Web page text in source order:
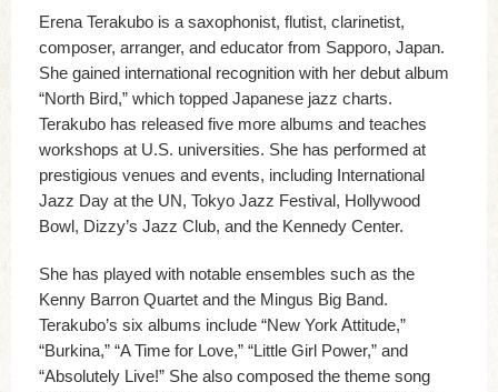
Erena Terakubo is a saxophonist, flutist, clarinetist,
composer, arranger, and educator from Sapporo, Japan.
She gained international recognition with her debut album
“North Bird,” which topped Japanese jazz charts.
Terakubo has released five more albums and teaches
workshops at U.S. universities. She has performed at
prestigious venues and events, including International
Jazz Day at the UN, Tokyo Jazz Festival, Hollywood
Bowl, Dizzy’s Jazz Club, and the Kennedy Center.
She has played with notable ensembles such as the
Kenny Barron Quartet and the Mingus Big Band.
Terakubo’s six albums include “New York Attitude,”
“Burkina,” “A Time for Love,” “Little Girl Power,” and
“Absolutely Live!” She also composed the theme song